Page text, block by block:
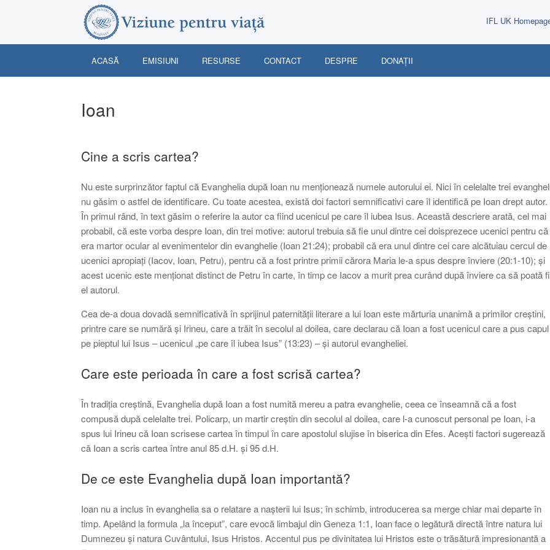
IFL UK
ACASĂ EMISIUNI RESURSE CONTACT DESPRE DONAȚII
Ioan
Cine a scris cartea?
Nu este surprinzător faptul că Evanghelia după Ioan nu menționează numele autorului ei. Nici în celelalte trei
nu găsim o astfel de identificare. Cu toate acestea, există doi factori semnificativi care îl identifică pe Ioan drept autor.
În primul rând, în text găsim o referire la autor ca fiind ucenicul pe care îl iubea Isus. Această descriere arată, cel mai
probabil, că este vorba despre Ioan, din trei motive: autorul trebuia să fie unul dintre cei doisprezece ucenici pentru că
era martor ocular al evenimentelor din evanghelie (Ioan 21:24); probabil că era unul dintre cei care alcătuiau cercul de
ucenici apropiați (Iacov, Ioan, Petru), pentru că a fost printre primii cărora Maria le-a spus despre înviere (20:1-10); și
acest ucenic este menționat distinct de Petru în carte, în timp ce Iacov a murit prea curând după înviere ca să poată fi
el autorul.
Cea de-a doua dovadă semnificativă în sprijinul paternității literare a lui Ioan este mărturia unanimă a primilor creștini,
printre care se numără și Irineu, care a trăit în secolul al doilea, care declarau că Ioan a fost ucenicul care a pus capul
pe pieptul lui Isus – ucenicul „pe care îl iubea Isus” (13:23) – și autorul evangheliei.
Care este perioada în care a fost scrisă cartea?
În tradiția creștină, Evanghelia după Ioan a fost numită mereu a patra evanghelie, ceea ce înseamnă că a fost
compusă după celelalte trei. Policarp, un martir creștin din secolul al doilea, care l-a cunoscut personal pe Ioan, i-a
spus lui Irineu că Ioan scrisese cartea în timpul în care apostolul slujise în biserica din Efes. Acești factori sugerează
că Ioan a scris cartea între anul 85 d.H. și 95 d.H.
De ce este Evanghelia după Ioan importantă?
Ioan nu a inclus în evanghelia sa o relatare a nașterii lui Isus; în schimb, introducerea sa merge chiar mai departe în
timp. Apelând la formula „la început”, care evocă limbajul din Geneza 1:1, Ioan face o legătură directă între natura lui
Dumnezeu și natura Cuvântului, Isus Hristos. Accentul pus pe divinitatea lui Hristos este o trăsătură impresionantă a